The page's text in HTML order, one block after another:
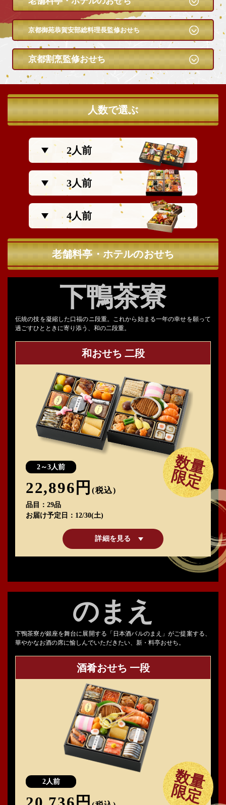
京都御苑恭賀安部総料理長監修おせち
京都割烹監修おせち
人数で選ぶ
2人前
3人前
4人前
老舗料亭・ホテルのおせち
下鴨茶寮
伝統の技を凝縮した口福のニ段重。これから始まる一年の幸せを願って
過ごすひとときに寄り添う、和の二段重。
数量
限定
和おせち 二段
2～3人前
品目
29品
お届け予定日
12/30(土)
22,896円 (税込)
詳細を見る
のまえ
下鴨茶寮が銀座を舞台に展開する「日本酒バルのまえ」がご提案する、
華やかなお酒の席に愉しんでいただきたい、新・料亭おせち。
数量
限定
酒肴おせち 一段
2人前